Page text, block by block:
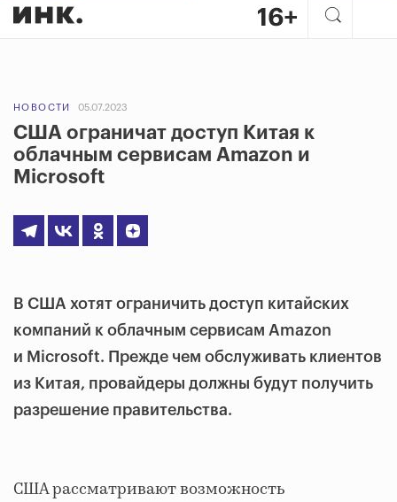
НОВОСТИ 05.07.2023
США ограничат доступ Китая к
облачным сервисам Amazon и
Microsoft
В США хотят ограничить доступ китайских
компаний к облачным сервисам Amazon
и Microsoft. Прежде чем обслуживать клиентов
из Китая, провайдеры должны будут получить
разрешение правительства.
США рассматривают возможность